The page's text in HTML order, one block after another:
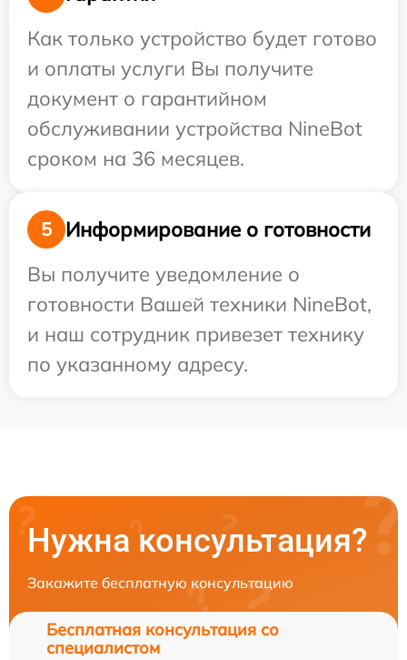
Как только устройство будет готово
и оплаты услуги Вы получите
документ о гарантийном
обслуживании устройства NineBot
сроком на 36 месяцев.
5
Информирование о готовности
Вы получите уведомление о
готовности Вашей техники NineBot,
и наш сотрудник привезет технику
по указанному адресу.
Нужна консультация?
Закажите бесплатную консультацию
Бесплатная консультация со
специалистом